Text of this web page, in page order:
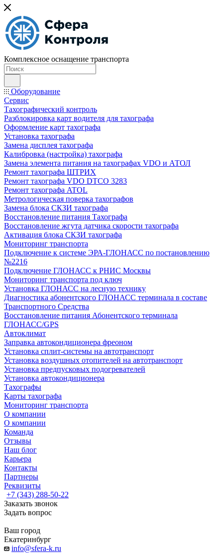
Комплексное оснащение транспорта
Оборудование
Сервис
Тахографический контроль
Разблокировка карт водителя для тахографа
Оформление карт тахографа
Установка тахографа
Замена дисплея тахографа
Калибровка (настройка) тахографа
Замена элемента питания на тахографах VDO и АТОЛ
Ремонт тахографа ШТРИХ
Ремонт тахографа VDO DTCO 3283
Ремонт тахографа ATOL
Метрологическая поверка тахографов
Замена блока СКЗИ тахографа
Восстановление питания Тахографа
Восстановление жгута датчика скорости тахографа
Активация блока СКЗИ тахографа
Мониторинг транспорта
Подключение к системе ЭРА-ГЛОНАСС по постановлению
№2216
Подключение ГЛОНАСС к РНИС Москвы
Мониторинг транспорта под ключ
Установка ГЛОНАСС на лесную технику
Диагностика абонентского ГЛОНАСС терминала в составе
Транспортного Средства
Восстановление питания Абонентского терминала
ГЛОНАСС/GPS
Автоклимат
Заправка автокондиционера фреоном
Установка сплит-системы на автотранспорт
Установка воздушных отопителей на автотранспорт
Установка предпусковых подогревателей
Установка автокондиционера
Тахографы
Карты тахографа
Мониторинг транспорта
О компании
О компании
Команда
Отзывы
Наш блог
Карьера
Контакты
Партнеры
Реквизиты
+7 (343) 288-50-22
Заказать звонок
Задать вопрос
Ваш город
Екатеринбург
info@sfera-k.ru